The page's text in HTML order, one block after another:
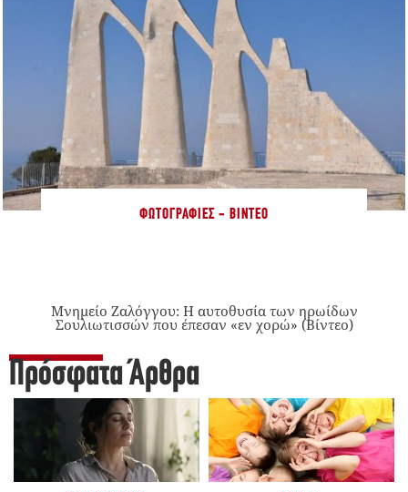
ΦΩΤΟΓΡΑΦΊΕΣ - ΒΊΝΤΕΟ
Μνημείο Ζαλόγγου: Η αυτοθυσία των ηρωίδων
Σουλιωτισσών που έπεσαν «εν χορώ» (Βίντεο)
Πρόσφατα Άρθρα